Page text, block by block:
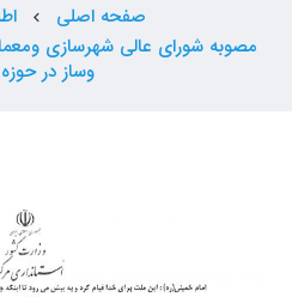
صفحه اصلی chevron_left
مصوبه شورای عالی شهرسازی
وساز در